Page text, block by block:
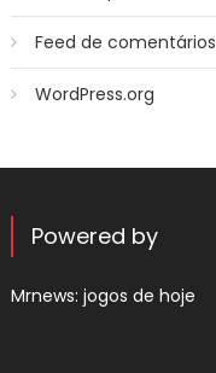
Feed de comentários
WordPress.org
Powered by
Mrnews: jogos de hoje